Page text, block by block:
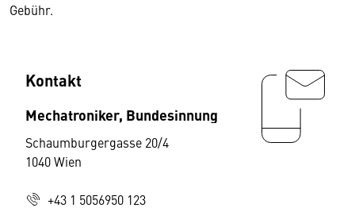
Gebühr.
Kontakt
Mechatroniker, Bundesinnung
Schaumburgergasse 20/4
1040 Wien
+43 1 5056950 123